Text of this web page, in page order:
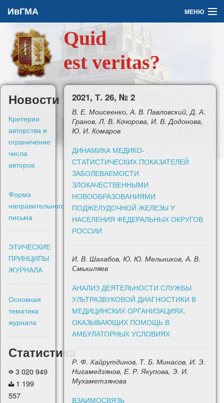
ИвГМА МЕНЮ
Архив
О журнале
Задать вопрос
Правила для авторов
Войти
Quid
est veritas?
Новости
Критерии
авторства и
ограничение
числа
авторов
Форма
направительного
письма
ЭТИЧЕСКИЕ
ПРИНЦИПЫ
ЖУРНАЛА
Основная
тематика
журнала
Статистика
3 020 949
1 199
557
2021, Т. 26, № 2
В. Е. Моисеенко, А. В. Павловский, Д. А.
Гранов, Л. В. Кочорова, И. В. Додонова,
Ю. И. Комаров
ДИНАМИКА МЕДИКО-
СТАТИСТИЧЕСКИХ ПОКАЗАТЕЛЕЙ
ЗАБОЛЕВАЕМОСТИ
ЗЛОКАЧЕСТВЕННЫМИ
НОВООБРАЗОВАНИЯМИ
ПОДЖЕЛУДОЧНОЙ ЖЕЛЕЗЫ У
НАСЕЛЕНИЯ ФЕДЕРАЛЬНЫХ ОКРУГОВ
РОССИИ
И. В. Шахабов, Ю. Ю. Мельников, А. В.
Смышляев
АНАЛИЗ ДЕЯТЕЛЬНОСТИ СЛУЖБЫ
УЛЬТРАЗВУКОВОЙ ДИАГНОСТИКИ В
МЕДИЦИНСКИХ ОРГАНИЗАЦИЯХ,
ОКАЗЫВАЮЩИХ ПОМОЩЬ В
АМБУЛАТОРНЫХ УСЛОВИЯХ
Р. Ф. Хайрутдинов, Т. Б. Минасов, И. Э.
Нигамедзянов, Е. Р. Якупова, Э. И.
Мухаметзянова
ВЗАИМОСВЯЗЬ